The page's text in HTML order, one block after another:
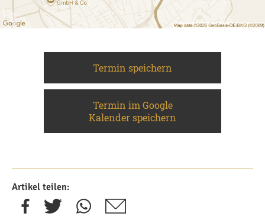
Termin speichern
Termin im Google
Kalender speichern
Artikel teilen: